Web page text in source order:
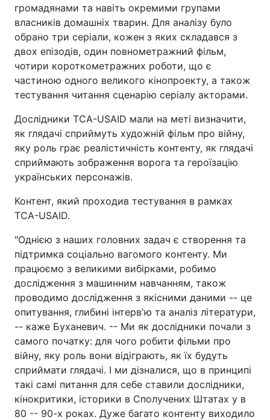
громадянами та навіть окремими групами
власників домашніх тварин. Для аналізу було
обрано три серіали, кожен з яких складався з
двох епізодів, один повнометражний фільм,
чотири короткометражних роботи, що є
частиною одного великого кінопроекту, а також
тестування читання сценарію серіалу акторами.
Дослідники ТСА-USAID мали на меті визначити,
як глядачі сприймуть художній фільм про війну,
яку роль грає реалістичність контенту, як глядачі
сприймають зображення ворога та героїзацію
українських персонажів.
Контент, який проходив тестування в рамках
TCA-USAID.
"Однією з наших головних задач є створення та
підтримка соціально вагомого контенту. Ми
працюємо з великими вибірками, робимо
дослідження з машинним навчанням, також
проводимо дослідження з якісними даними -- це
опитування, глибині інтерв'ю та аналіз літератури,
-- каже Буханевич. -- Ми як дослідники почали з
самого початку: для чого робити фільми про
війну, яку роль вони відіграють, як їх будуть
сприймати глядачі. І ми дізналися, що в принципі
такі самі питання для себе ставили дослідники,
кінокритики, історики в Сполучених Штатах у в
80 -- 90-х роках. Дуже багато контенту виходило